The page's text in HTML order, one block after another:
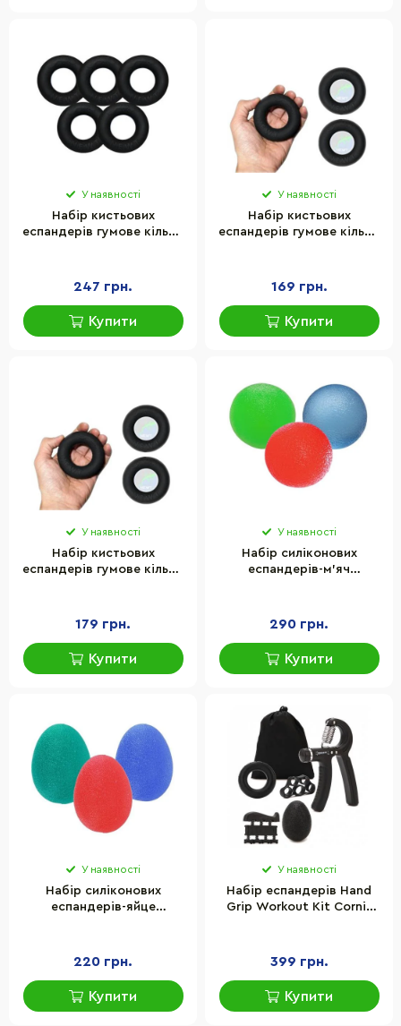
У наявності
Набір кистьових
еспандерів гумове кільце
247 грн.
Купити
У наявності
Набір кистьових
еспандерів гумове кільце
169 грн.
Купити
У наявності
Набір кистьових
еспандерів гумове кільце
179 грн.
Купити
У наявності
Набір силіконових
еспандерів-м'яч
PowerPlay PP_4339 набір 3
290 грн.
Купити
У наявності
Набір силіконових
еспандерів-яйце
PowerPlay PP_4340 набір 3
220 грн.
Купити
У наявності
Набір еспандерів Hand
Grip Workout Kit Cornix
399 грн.
Купити